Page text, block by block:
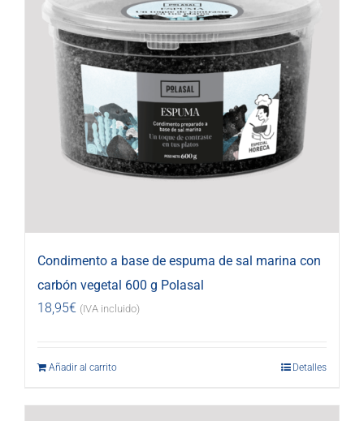
Condimento a base de espuma de sal marina con
carbón vegetal 600 g Polasal
18,95€ (IVA incluido)
Añadir al carrito Detalles